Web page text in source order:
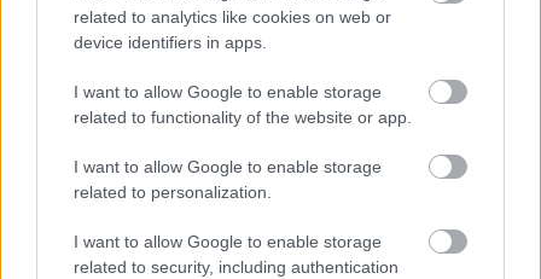
related to analytics like cookies on web or
device identifiers in apps.
I want to allow Google to enable storage
related to functionality of the website or app.
I want to allow Google to enable storage
related to personalization.
I want to allow Google to enable storage
related to security, including authentication
αεροδρόμια της χώρας
στη νέα γενιά μέσω της
πρακτικής άσκησης